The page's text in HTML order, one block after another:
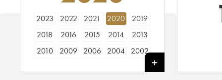
2023 2022 2021 2020
2019
2018
2016 2015 2014
2013
2010
2009 2006 2004
2002